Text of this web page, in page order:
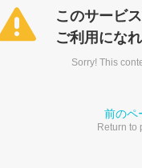
このサービ
ご利用になれ
Sorry! This
前のペ
Return to